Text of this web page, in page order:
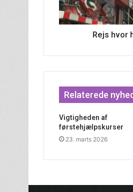
Rejs hvor
Relaterede
Vigtigheden af
førstehjælpskurser
23. marts 2026